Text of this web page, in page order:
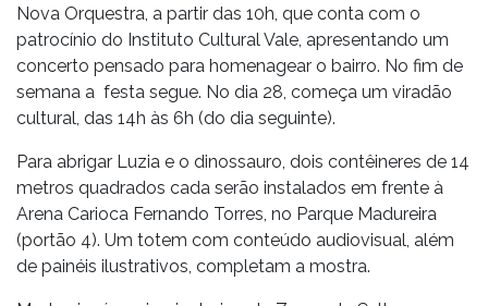
Nova Orquestra, a partir das 10h, que conta com o
patrocínio do Instituto Cultural Vale, apresentando um
concerto pensado para homenagear o bairro. No fim de
semana a festa segue. No dia 28, começa um viradão
cultural, das 14h às 6h (do dia seguinte).
Para abrigar Luzia e o dinossauro, dois contêineres de 14
metros quadrados cada serão instalados em frente à
Arena Carioca Fernando Torres, no Parque Madureira
(portão 4). Um totem com conteúdo audiovisual, além
de painéis ilustrativos, completam a mostra.